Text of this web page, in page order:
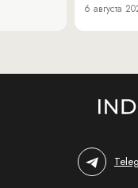
6 августа